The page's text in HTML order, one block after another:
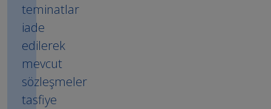
teminatlar
iade
edilerek
mevcut
sözleşmeler
tasfiye